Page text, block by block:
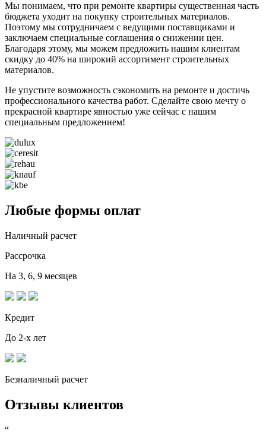
Мы понимаем, что при ремонте квартиры существенная часть
бюджета уходит на покупку строительных материалов.
Поэтому мы сотрудничаем с ведущими поставщиками и
заключаем специальные соглашения о снижении цен.
Благодаря этому, мы можем предложить нашим клиентам
скидку до 40% на широкий ассортимент строительных
материалов.
Не упустите возможность сэкономить на ремонте и достичь
профессионального качества работ. Сделайте свою мечту о
прекрасной квартире явностью уже сейчас с нашим
специальным предложением!
Любые формы оплат
Наличный расчет
Рассрочка
На 3, 6, 9 месяцев
Кредит
До 2-х лет
Безналичный расчет
Отзывы клиентов
“